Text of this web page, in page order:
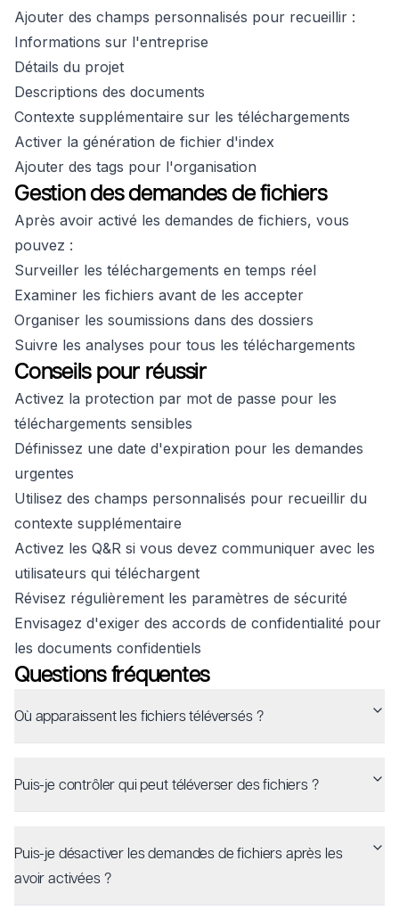
Ajouter des champs personnalisés pour recueillir :
Informations sur l'entreprise
Détails du projet
Descriptions des documents
Contexte supplémentaire sur les téléchargements
Activer la génération de fichier d'index
Ajouter des tags pour l'organisation
Gestion des demandes de fichiers
Après avoir activé les demandes de fichiers, vous
pouvez :
Surveiller les téléchargements en temps réel
Examiner les fichiers avant de les accepter
Organiser les soumissions dans des dossiers
Suivre les analyses pour tous les téléchargements
Conseils pour réussir
Activez la protection par mot de passe pour les
téléchargements sensibles
Définissez une date d'expiration pour les demandes
urgentes
Utilisez des champs personnalisés pour recueillir du
contexte supplémentaire
Activez les Q&R si vous devez communiquer avec les
utilisateurs qui téléchargent
Révisez régulièrement les paramètres de sécurité
Envisagez d'exiger des accords de confidentialité pour
les documents confidentiels
Questions fréquentes
Où apparaissent les fichiers téléversés ?
Puis-je contrôler qui peut téléverser des fichiers ?
Puis-je désactiver les demandes de fichiers après les
avoir activées ?